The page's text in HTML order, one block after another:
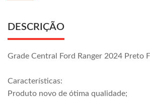
DESCRIÇÃO
Grade Central Ford Ranger 2024 Preto
Características:
Produto novo de ótima qualidade;